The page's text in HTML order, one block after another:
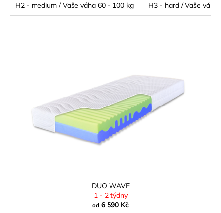
H2 - medium / Vaše váha 60 - 100 kg H3 - hard / Vaše váha
DUO WAVE
1 - 2 týdny
od 6 590 Kč